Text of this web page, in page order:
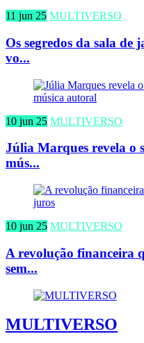
11 jun 25 MULTIVERSO
Os segredos da sala de
vo...
10 jun 25 MULTIVERSO
Júlia Marques revela o
mús...
10 jun 25 MULTIVERSO
A revolução financeira
sem...
MULTIVERSO